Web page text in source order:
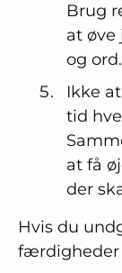
Brug
at
og ord.
Ikke
tid
at få
der
Hvis du
færdigheder